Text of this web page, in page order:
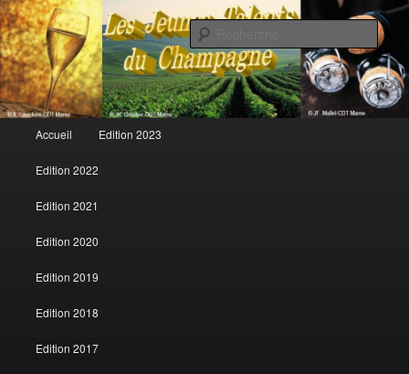
Les jeunes talents du champagne
Aller au contenu principal
Aller au contenu secondaire
Accueil Edition 2023
Edition 2022
Edition 2021
Edition 2020
Edition 2019
Edition 2018
Edition 2017